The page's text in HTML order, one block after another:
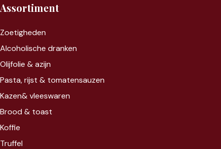
Assortiment
Zoetigheden
Alcoholische dranken
Olijfolie & azijn
Pasta, rijst & tomatensauzen
Kazen&vleeswaren
Brood & toast
Koffie
Truffel